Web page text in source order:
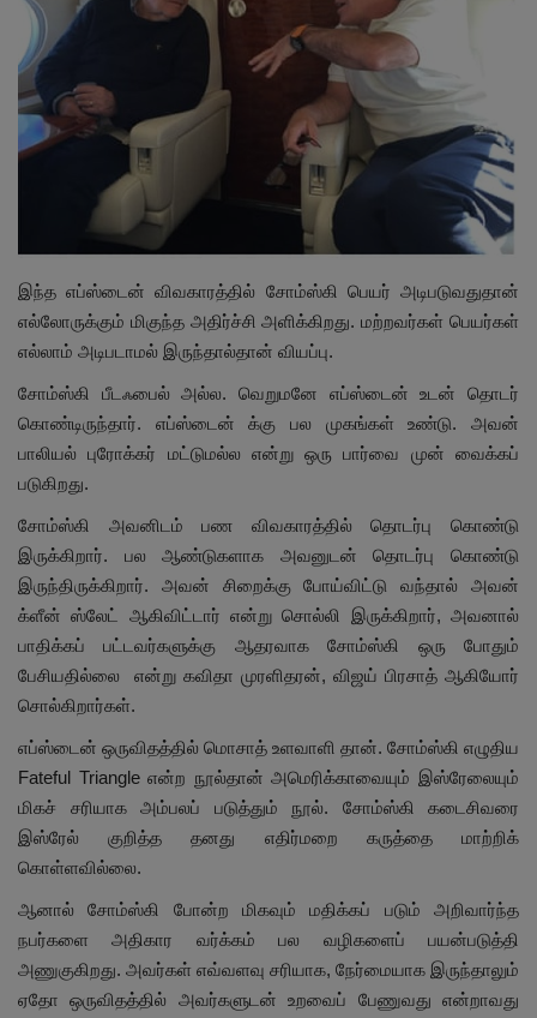
இதர
சந்தா
Language
Tamil
இந்த எப்ஸ்டைன் விவகாரத்தில் சோம்ஸ்கி பெயர் அடிபடுவதுதான்
எல்லோருக்கும் மிகுந்த அதிர்ச்சி அளிக்கிறது. மற்றவர்கள் பெயர்கள்
எல்லாம் அடிபடாமல் இருந்தால்தான் வியப்பு.
சோம்ஸ்கி பீடஃபைல் அல்ல. வெறுமனே எப்ஸ்டைன் உடன் தொடர்
கொண்டிருந்தார். எப்ஸ்டைன் க்கு பல முகங்கள் உண்டு. அவன்
பாலியல் புரோக்கர் மட்டுமல்ல என்று ஒரு பார்வை முன் வைக்கப்
படுகிறது.
சோம்ஸ்கி அவனிடம் பண விவகாரத்தில் தொடர்பு கொண்டு
இருக்கிறார். பல ஆண்டுகளாக அவனுடன் தொடர்பு கொண்டு
இருந்திருக்கிறார். அவன் சிறைக்கு போய்விட்டு வந்தால் அவன்
க்ளீன் ஸ்லேட் ஆகிவிட்டார் என்று சொல்லி இருக்கிறார், அவனால்
பாதிக்கப் பட்டவர்களுக்கு ஆதரவாக சோம்ஸ்கி ஒரு போதும்
பேசியதில்லை என்று கவிதா முரளிதரன், விஜய் பிரசாத் ஆகியோர்
சொல்கிறார்கள்.
எப்ஸ்டைன் ஒருவிதத்தில் மொசாத் உளவாளி தான். சோம்ஸ்கி எழுதிய
Fateful Triangle என்ற நூல்தான் அமெரிக்காவையும் இஸ்ரேலையும்
மிகச் சரியாக அம்பலப் படுத்தும் நூல். சோம்ஸ்கி கடைசிவரை
இஸ்ரேல் குறித்த தனது எதிர்மறை கருத்தை மாற்றிக்
கொள்ளவில்லை.
ஆனால் சோம்ஸ்கி போன்ற மிகவும் மதிக்கப் படும் அறிவார்ந்த
நபர்களை அதிகார வர்க்கம் பல வழிகளைப் பயன்படுத்தி
அணுகுகிறது. அவர்கள் எவ்வளவு சரியாக, நேர்மையாக இருந்தாலும்
ஏதோ ஒருவிதத்தில் அவர்களுடன் உறவைப் பேணுவது என்றாவது